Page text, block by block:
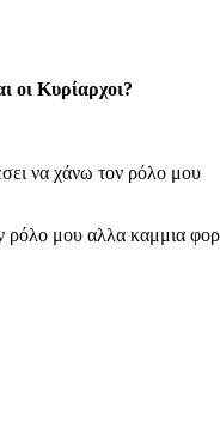
οι Κυρίαρχοι?
να χάνω τον ρόλο μου
ρόλο μου αλλα καμμια